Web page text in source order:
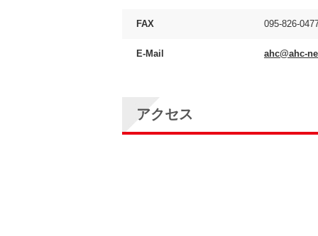
FAX 095-826-
E-Mail ahc@ahc-
アクセス